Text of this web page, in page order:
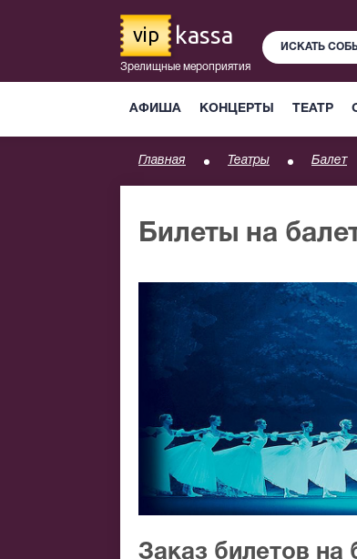
vip kassa
Зрелищные мероприятия
АФИША КОНЦЕРТЫ ТЕАТР
Главная Театры Балет
Билеты на
Заказ билетов на